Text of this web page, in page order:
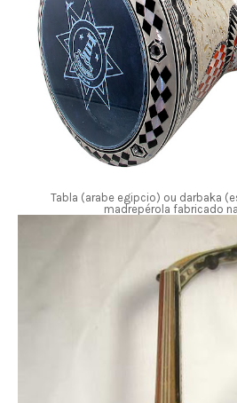
Tabla (arabe egipcio) ou darbaka
madrepérola fabricado